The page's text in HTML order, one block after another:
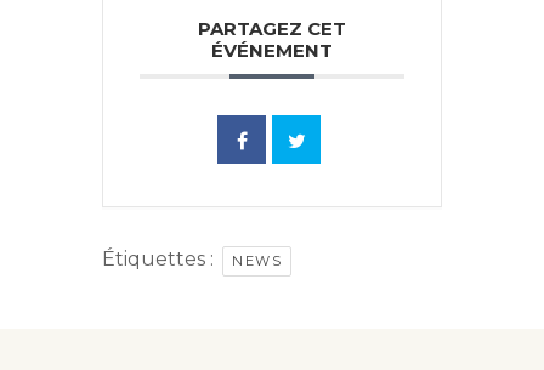
PARTAGEZ CET
ÉVÉNEMENT
Étiquettes : NEWS